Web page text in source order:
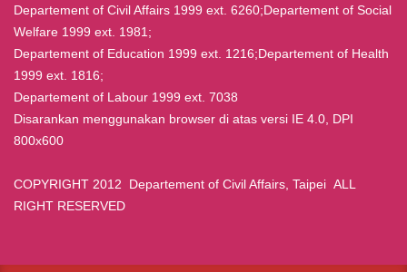
Departement of Civil Affairs 1999 ext. 6260;Departement of Social
Welfare 1999 ext. 1981;
Departement of Education 1999 ext. 1216;Departement of Health
1999 ext. 1816;
Departement of Labour 1999 ext. 7038
Disarankan menggunakan browser di atas versi IE 4.0, DPI
800x600
COPYRIGHT 2012 Departement of Civil Affairs, Taipei ALL
RIGHT RESERVED